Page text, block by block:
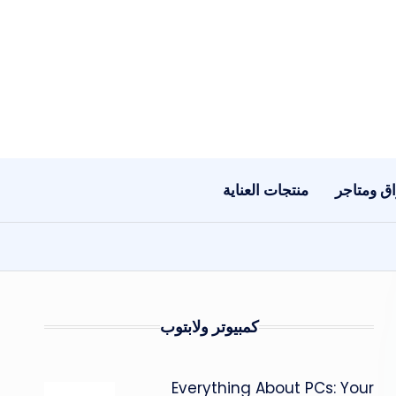
ومتاجر منتجات العناية
كمبيوتر ولابتوب
Everything About PCs: Your